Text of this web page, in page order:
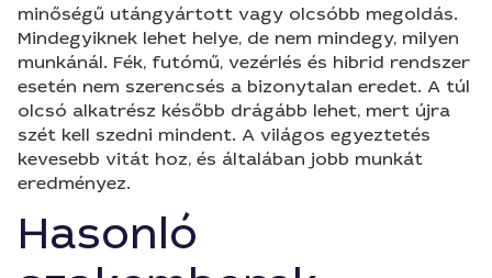
minőségű utángyártott vagy olcsóbb megoldás.
Mindegyiknek lehet helye, de nem mindegy, milyen
munkánál. Fék, futómű, vezérlés és hibrid rendszer
esetén nem szerencsés a bizonytalan eredet. A túl
olcsó alkatrész később drágább lehet, mert újra
szét kell szedni mindent. A világos egyeztetés
kevesebb vitát hoz, és általában jobb munkát
eredményez.
Hasonló